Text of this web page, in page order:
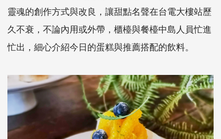
靈魂的創作方式與改良，讓甜點名聲在台電大樓站歷
久不衰，不論內用或外帶，櫃檯與餐檯中島人員忙進
忙出，細心介紹今日的蛋糕與推薦搭配的飲料。